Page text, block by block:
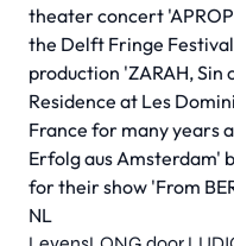
theater concert
the Delft Fringe
production 'ZARAH,
Residence at Les
France for many years
Erfolg aus Amsterdam'
for their show 'From
NL